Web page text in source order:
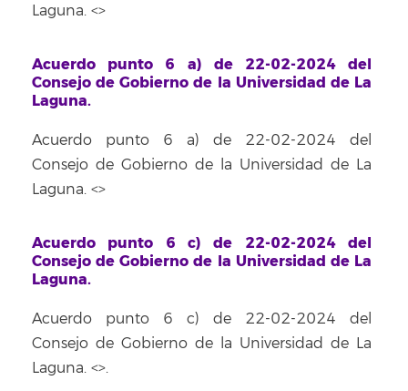
Laguna. <>
Acuerdo punto 6 a) de 22-02-2024 del
Consejo de Gobierno de la Universidad de La
Laguna.
Acuerdo punto 6 a) de 22-02-2024 del
Consejo de Gobierno de la Universidad de La
Laguna. <>
Acuerdo punto 6 c) de 22-02-2024 del
Consejo de Gobierno de la Universidad de La
Laguna.
Acuerdo punto 6 c) de 22-02-2024 del
Consejo de Gobierno de la Universidad de La
Laguna. <>.